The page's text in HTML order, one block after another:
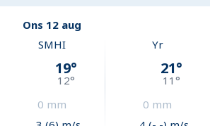
Ons 12 aug
SMHI
19°
12°
0 mm
Yr
21°
11°
0 mm